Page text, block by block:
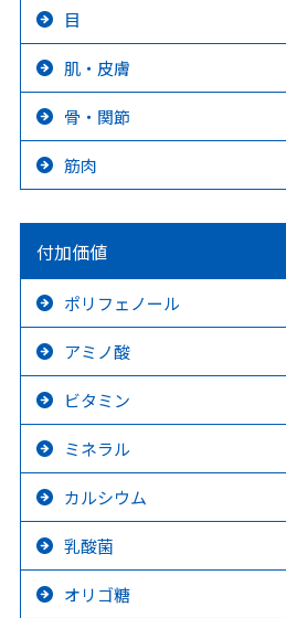
目
肌・皮膚
骨・関節
筋肉
付加価値
ポリフェノール
アミノ酸
ビタミン
ミネラル
カルシウム
乳酸菌
オリゴ糖